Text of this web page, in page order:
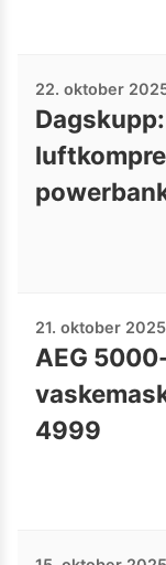
22. oktober
21. oktober 2025
AEG
4999